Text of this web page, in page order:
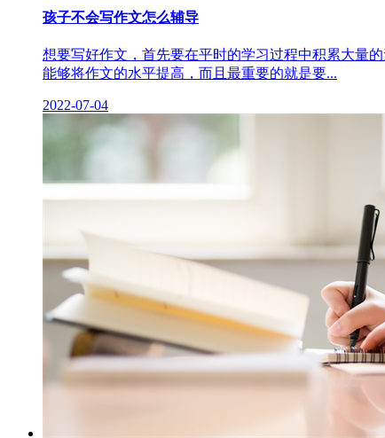
孩子不会写作文怎么辅导
想要写好作文，首先要在平时的学习过程中积累大量
能够将作文的水平提高，而且最重要的就是要...
2022-07-04